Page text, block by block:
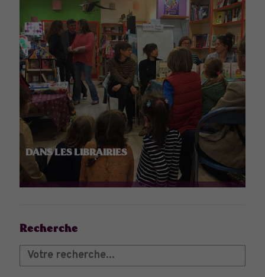
DANS LES LIBRAIRIES
Recherche